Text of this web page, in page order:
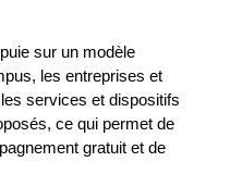
sur un modèle
les entreprises et
services et dispositifs
ce qui permet de
gratuit et de